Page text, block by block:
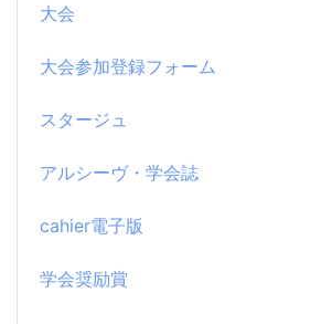
大会
大会参加登録フォーム
スタージュ
アルシーヴ・学会誌
cahier電子版
学会奨励賞